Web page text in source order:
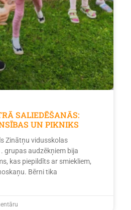
SALIEDĒŠANĀS:
UN PIKNIKS
Zinātņu vidusskolas
grupas audzēkņiem bija
kas piepildīts ar smiekliem,
Bērni tika